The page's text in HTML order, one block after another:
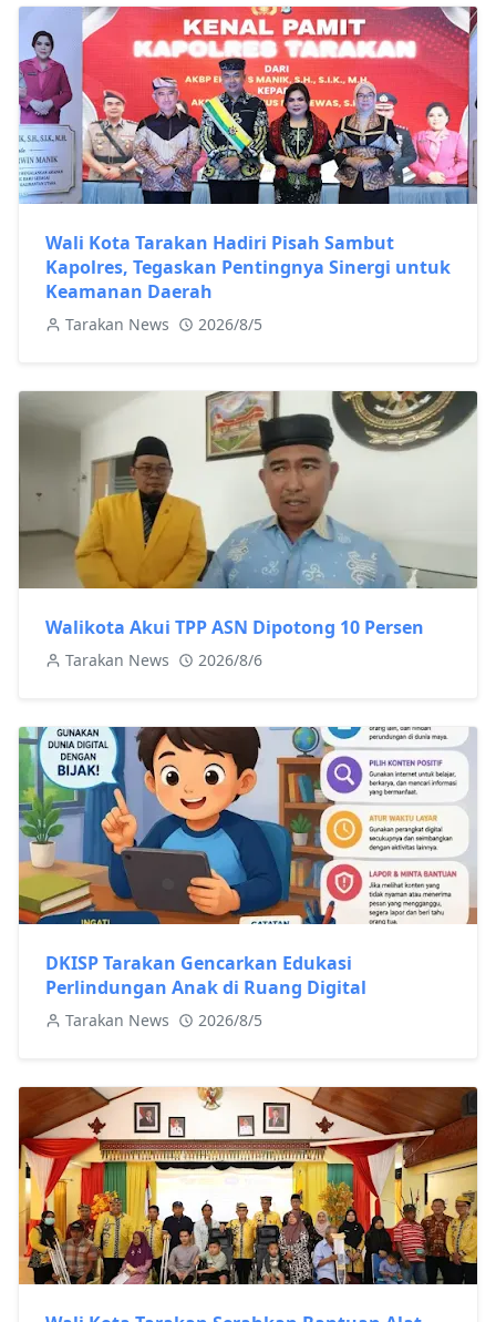
Wali Kota Tarakan Hadiri Pisah Sambut
Kapolres, Tegaskan Pentingnya Sinergi untuk
Keamanan Daerah
Tarakan News 2026/8/5
Walikota Akui TPP ASN Dipotong 10 Persen
Tarakan News 2026/8/6
DKISP Tarakan Gencarkan Edukasi
Perlindungan Anak di Ruang Digital
Tarakan News 2026/8/5